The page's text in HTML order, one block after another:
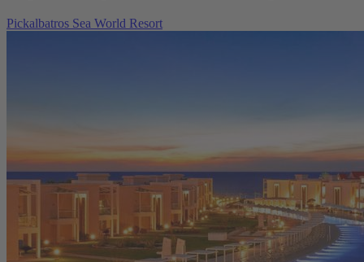
Pickalbatros Sea World Resort